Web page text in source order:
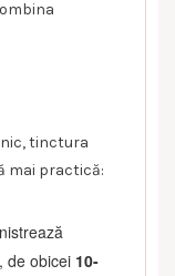
tinctura
mai practică:
de obicei 10-